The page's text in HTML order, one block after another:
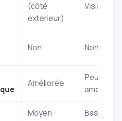
(côté
extérieur)
Visible
Non Non
Améliorée
Peu
améliorée
Moyen Bas à